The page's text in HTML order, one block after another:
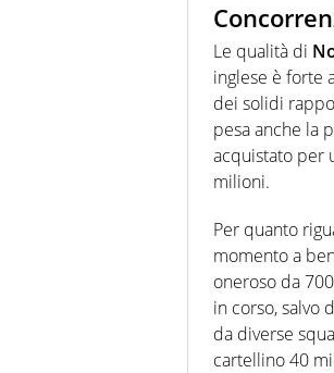
Le qualità di
inglese è forte
dei solidi
pesa anche la
acquistato per
milioni.
Per quanto
momento a
oneroso da
in corso, salvo
da diverse
cartellino 40